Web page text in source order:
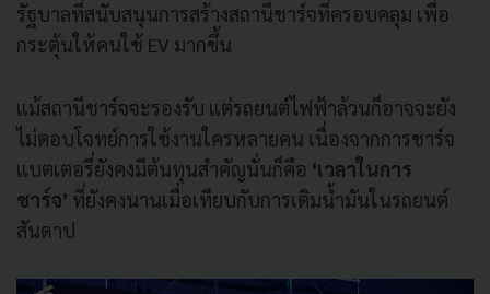
รัฐบาลที่สนับสนุนการสร้างสถานีชาร์จที่ครอบคลุม เพื่อ
กระตุ้นให้คนใช้ EV มากขึ้น
แม้สถานีชาร์จจะรองรับ แต่รถยนต์ไฟฟ้าล้วนก็อาจจะยัง
ไม่ตอบโจทย์การใช้งานใครหลายคน เนื่องจากการชาร์จ
แบตเตอรี่ยังคงมีต้นทุนสำคัญนั่นก็คือ ‘เวลาในการ
ชาร์จ’ ที่ยังคงนานเมื่อเทียบกับการเติมน้ำมันในรถยนต์
สันดาป